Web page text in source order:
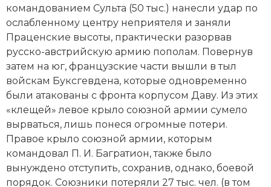
командованием Сульта (50 тыс.) нанесли удар по
ослабленному центру неприятеля и заняли
Праценские высоты, практически разорвав
русско-австрийскую армию пополам. Повернув
затем на юг, французские части вышли в тыл
войскам Буксгевдена, которые одновременно
были атакованы с фронта корпусом Даву. Из этих
«клещей» левое крыло союзной армии сумело
вырваться, лишь понеся огромные потери.
Правое крыло союзной армии, которым
командовал П. И. Багратион, также было
вынуждено отступить, сохранив, однако, боевой
порядок. Союзники потеряли 27 тыс. чел. (в том